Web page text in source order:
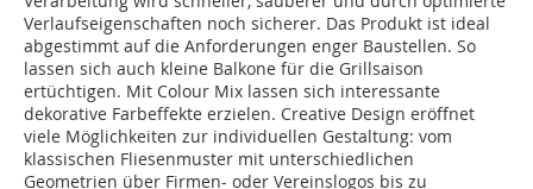
Verlaufseigenschaften noch sicherer. Das Produkt ist ideal
abgestimmt auf die Anforderungen enger Baustellen. So
lassen sich auch kleine Balkone für die Grillsaison
ertüchtigen. Mit Colour Mix lassen sich interessante
dekorative Farbeffekte erzielen. Creative Design eröffnet
viele Möglichkeiten zur individuellen Gestaltung: vom
klassischen Fliesenmuster mit unterschiedlichen
Geometrien über Firmen- oder Vereinslogos bis zu